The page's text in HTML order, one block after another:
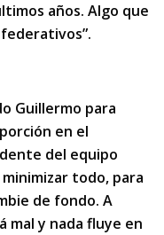
años. Algo que
Guillermo para
en el
del equipo
todo, para
de fondo. A
mal y nada fluye en